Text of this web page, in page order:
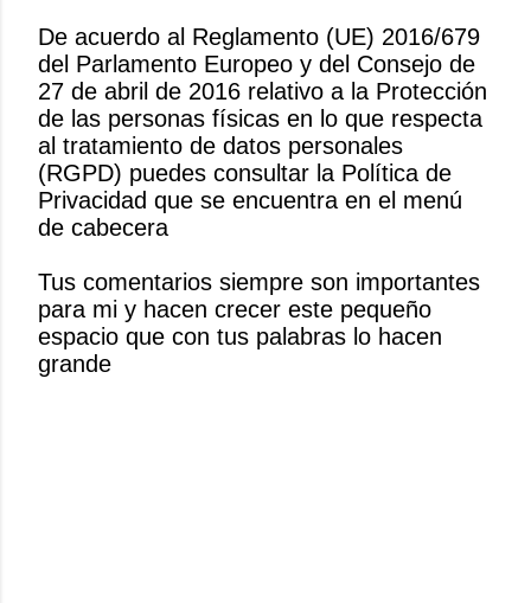
P
u
b
l
i
c
a
u
n
c
o
De acuerdo al Reglamento (UE) 2016/679
del Parlamento Europeo y del Consejo de
27 de abril de 2016 relativo a la Protección
de las personas físicas en lo que respecta
al tratamiento de datos personales
(RGPD) puedes consultar la Política de
Privacidad que se encuentra en el menú
de cabecera
Tus comentarios siempre son importantes
para mi y hacen crecer este pequeño
espacio que con tus palabras lo hacen
grande